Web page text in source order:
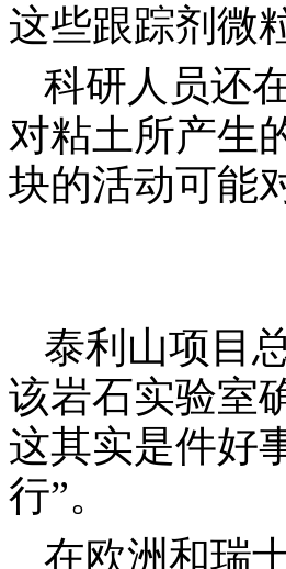
这些跟踪剂微
科研人员还
对粘土所产生
块的活动可能
泰利山项目
该岩石实验室
这其实是件好
行”。
在欧洲和瑞